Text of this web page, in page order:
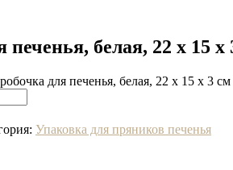
печенья, белая, 22 х 15 х
для печенья, белая, 22 х 15 х 3 см
Упаковка для пряников печенья